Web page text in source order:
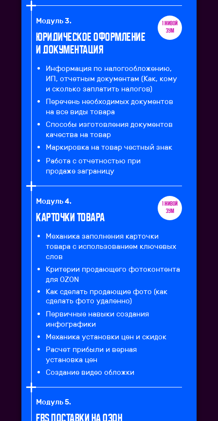
1 живой
зум
1 живой
зум
Модуль 3.
Юридическое оформление
и документация
Информация по налогообложению,
ИП, отчетным документам (Как, кому
и сколько заплатить налогов)
Перечень необходимых документов
на все виды товара
Способы изготовления документов
качества на товар
Маркировка на товар честный знак
Работа с отчетностью при
продаже заграницу
Модуль 4.
Карточки товара
Механика заполнения карточки
товара с использованием ключевых
слов
Критерии продающего фотоконтента
для OZON
Как сделать продающие фото (как
сделать фото удаленно)
Первичные навыки создания
инфографики
Механика установки цен и скидок
Расчет прибыли и верная
установка цен
Модуль 5.
FBS поставки на озон
Создание видео обложки